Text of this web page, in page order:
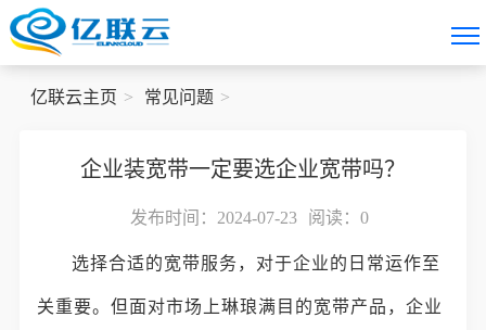
亿联云主页 常见问题
企业装宽带一定要选企业宽带吗？
发布时间：2024-07-23 阅读： 0
选择合适的宽带服务，对于企业的日常运作至
关重要。但面对市场上琳琅满目的宽带产品，企业